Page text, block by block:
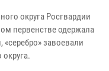
округа Росгвардии
первенстве одержала
«серебро» завоевали